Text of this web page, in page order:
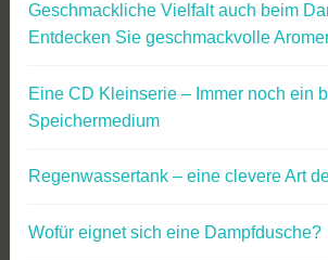
Geschmackliche Vielfalt auch beim
Entdecken Sie geschmackvolle
Eine CD Kleinserie – Immer noch ein
Speichermedium
Regenwassertank – eine clevere Art
Wofür eignet sich eine Dampfdusche?